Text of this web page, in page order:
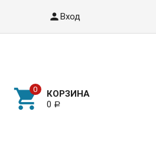
Вход
КОРЗИНА
0 Р